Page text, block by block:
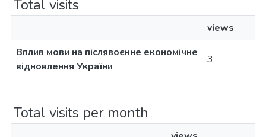
Total visits
views
Вплив мови на післявоєнне економічне
відновлення України
3
Total visits per month